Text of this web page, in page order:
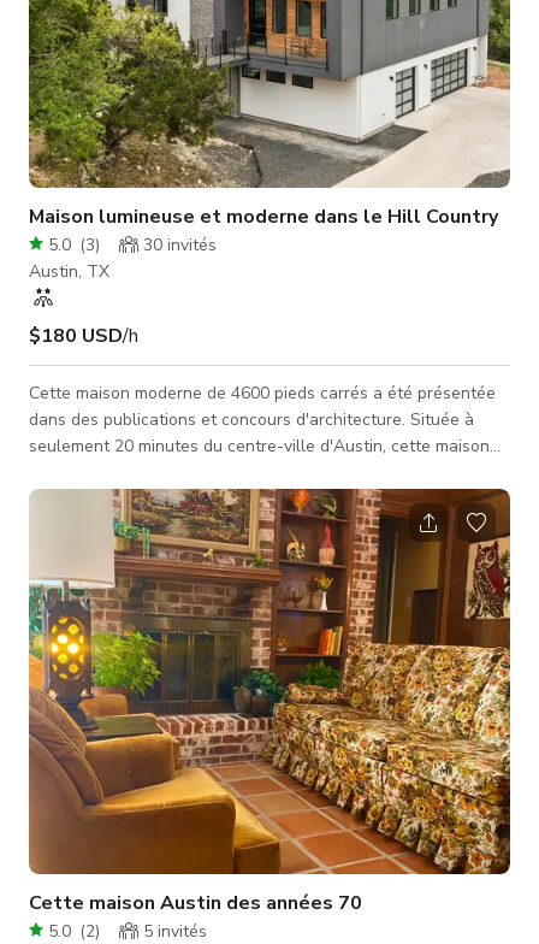
Maison lumineuse et moderne dans le Hill Country
5.0 (3) 30 invités
Austin, TX
$180 USD/h
Cette maison moderne de 4600 pieds carrés a été présentée
dans des publications et concours d'architecture. Située à
seulement 20 minutes du centre-ville d'Austin, cette maison
plusieurs terrasses et balcons aux premier et deuxième
étages avec vue sur la vallée. La plupart de la maison
possède des fenêtres du sol au plafond permettant une
abondance de lumière naturelle. Le niveau principal offre une
cuisine ouverte, une s
Cette maison Austin des années 70
5.0 (2) 5 invités